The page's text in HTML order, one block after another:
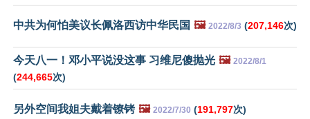
中共为何怕美议长佩洛西访中华民国 🖼️ 2022/8/3 (207,146次)
今天八一！邓小平说没这事 习维尼傻抛光 🖼️ 2022/8/1
(244,665次)
另外空间我姐夫戴着镣铐 🖼️ 2022/7/30 (191,797次)